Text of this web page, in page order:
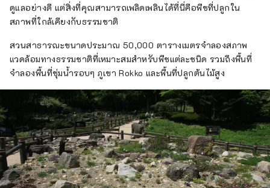
ดูแลอย่างดี แต่สิ่งที่คุณสามารถเพลิดเพลินได้ที่นี่คือพืชที่ปลูกใน
สภาพที่ใกล้เคียงกับธรรมชาติ
สวนสาธารณะขนาดประมาณ 50,000 ตารางเมตรจำลองสภาพ
แวดล้อมทางธรรมชาติที่เหมาะสมสำหรับพืชแต่ละชนิด รวมถึงพื้นที่
จำลองพื้นที่ชุ่มน้ำรอบๆ ภูเขา Rokko และพื้นที่ปลูกต้นไม้สูง